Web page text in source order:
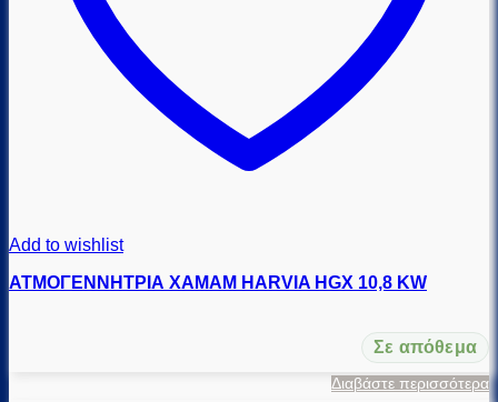
Add to wishlist
ΑΤΜΟΓΕΝΝΗΤΡΙΑ ΧΑΜΑΜ HARVIA HGX 10,8 KW
Σε απόθεμα
Διαβάστε περισσότερα